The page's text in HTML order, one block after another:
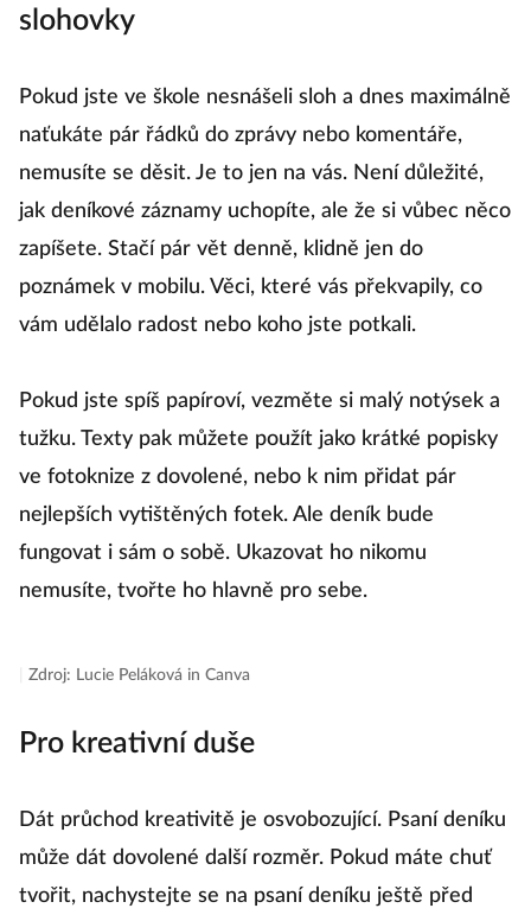
slohovky
Pokud jste ve škole nesnášeli sloh a dnes maximálně
naťukáte pár řádků do zprávy nebo komentáře,
nemusíte se děsit. Je to jen na vás. Není důležité,
jak deníkové záznamy uchopíte, ale že si vůbec něco
zapíšete. Stačí pár vět denně, klidně jen do
poznámek v mobilu. Věci, které vás překvapily, co
vám udělalo radost nebo koho jste potkali.
Pokud jste spíš papíroví, vezměte si malý notýsek a
tužku. Texty pak můžete použít jako krátké popisky
ve fotoknize z dovolené, nebo k nim přidat pár
nejlepších vytištěných fotek. Ale deník bude
fungovat i sám o sobě. Ukazovat ho nikomu
nemusíte, tvořte ho hlavně pro sebe.
Zdroj: Lucie Peláková in Canva
Pro kreativní duše
Dát průchod kreativitě je osvobozující. Psaní deníku
může dát dovolené další rozměr. Pokud máte chuť
tvořit, nachystejte se na psaní deníku ještě před